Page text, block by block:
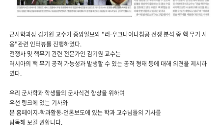
군사학과장 김기원 교수가 중앙일보와 "러-우크나이나침공 전쟁 분석 중 핵 무기 사
용"관련 인터뷰를 진행하였다.
전쟁사 및 핵무기 관련 전문가인 김기원 교수는
러시아의 핵 무기 공격 가능성과 발생할 수 있는 공격 형태 등에 대해 의견을 제시하
였다.
우리 군사학과 학생들의 군사식견 향상을 위하여
우선 링크에 있는 기사와
본 홈페이지-학과활동-언론보도에 있는 학과 교수님들의 기사를
탐독해 보길 권합니다.